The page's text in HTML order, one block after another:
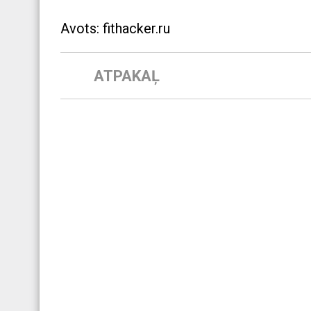
Avots: fithacker.ru
ATPAKAĻ